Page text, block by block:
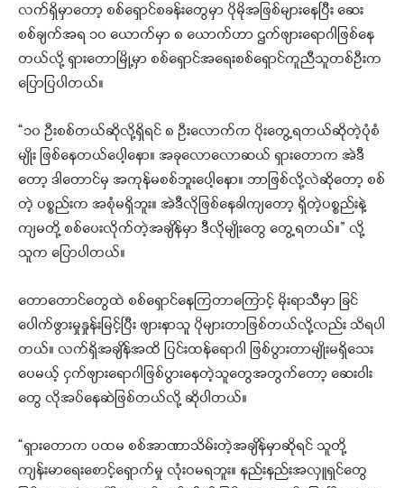
လက်ရှိမှာတော့ စစ်ရှောင်စခန်းတွေမှာ ပိုမိုအဖြစ်များနေပြီး ဆေး
စစ်ချက်အရ ၁၀ ယောက်မှာ ၈ ယောက်ဟာ ဌက်ဖျားရောဂါဖြစ်နေ
တယ်လို့ ရှားတောမြို့မှာ စစ်ရှောင်အရေးစစ်ရှောင်ကူညီသူတစ်ဦးက
ပြောပြပါတယ်။
“၁၀ ဦးစစ်တယ်ဆိုလို့ရှိရင် ၈ ဦးလောက်က ပိုးတွေ့ရတယ်ဆိုတဲ့ပုံစံ
မျိုး ဖြစ်နေတယ်ပေါ့နော။ အခုလောလောဆယ် ရှားတောက အဲဒီ
တော့ ဒါတောင်မှ အကုန်မစစ်ဘူးပေါ့နော။ ဘာဖြစ်လို့လဲဆိုတော့ စစ်
တဲ့ ပစ္စည်းက အစုံမရှိဘူး။ အဲဒီလိုဖြစ်နေခါကျတော့ ရှိတဲ့ပစ္စည်းနဲ့
ကျမတို့ စစ်ပေးလိုက်တဲ့အချိန်မှာ ဒီလိုမျိုးတွေ တွေ့ရတယ်။” လို့
သူက ပြောပါတယ်။
တောတောင်တွေထဲ စစ်ရှောင်နေကြတာကြောင့် မိုးရာသီမှာ ခြင်
ပေါက်ဖွားမှုနှုန်းမြင့်ပြီး ဖျားနာသူ ပိုများတာဖြစ်တယ်လို့လည်း သိရပါ
တယ်။ လက်ရှိအချိန်အထိ ပြင်းထန်ရောဂါ ဖြစ်ပွားတာမျိုးမရှိသေး
ပေမယ့် ငှက်ဖျားရောဂါဖြစ်ပွားနေတဲ့သူတွေအတွက်တော့ ဆေးဝါး
တွေ လိုအပ်နေဆဲဖြစ်တယ်လို့ ဆိုပါတယ်။
“ရှားတောက ပထမ စစ်အာဏာသိမ်းတဲ့အချိန်မှာဆိုရင် သူတို့
ကျန်းမာရေးစောင့်ရှောက်မှု လုံးဝမရဘူး။ နည်းနည်းအလှူရှင်တွေ